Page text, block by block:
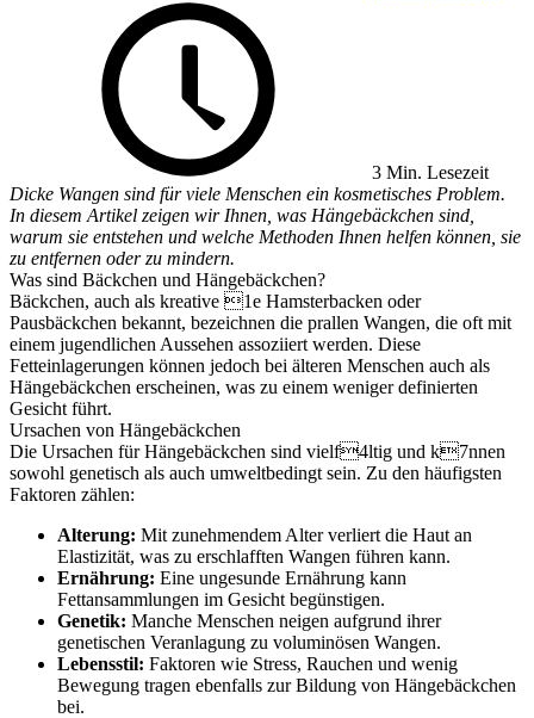
3 Min. Lesezeit
Dicke Wangen sind für viele Menschen ein kosmetisches Problem.
In diesem Artikel zeigen wir Ihnen, was Hängebäckchen sind,
warum sie entstehen und welche Methoden Ihnen helfen können, sie
zu entfernen oder zu mindern.
Was sind Bäckchen und Hängebäckchen?
Bäckchen, auch als kreative 1e Hamsterbacken oder
Pausbäckchen bekannt, bezeichnen die prallen Wangen, die oft mit
einem jugendlichen Aussehen assoziiert werden. Diese
Fetteinlagerungen können jedoch bei älteren Menschen auch als
Hängebäckchen erscheinen, was zu einem weniger definierten
Gesicht führt.
Ursachen von Hängebäckchen
Die Ursachen für Hängebäckchen sind vielf4ltig und k7nnen
sowohl genetisch als auch umweltbedingt sein. Zu den häufigsten
Faktoren zählen:
Alterung: Mit zunehmendem Alter verliert die Haut an
Elastizität, was zu erschlafften Wangen führen kann.
Ernährung: Eine ungesunde Ernährung kann
Fettansammlungen im Gesicht begünstigen.
Genetik: Manche Menschen neigen aufgrund ihrer
genetischen Veranlagung zu voluminösen Wangen.
Lebensstil: Faktoren wie Stress, Rauchen und wenig
Bewegung tragen ebenfalls zur Bildung von Hängebäckchen
bei.